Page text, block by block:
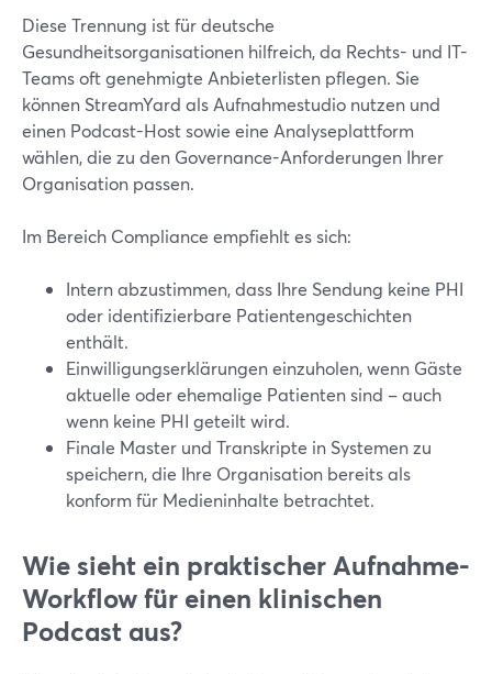
Diese Trennung ist für deutsche
Gesundheitsorganisationen hilfreich, da Rechts- und IT-
Teams oft genehmigte Anbieterlisten pflegen. Sie
können StreamYard als Aufnahmestudio nutzen und
einen Podcast-Host sowie eine Analyseplattform
wählen, die zu den Governance-Anforderungen Ihrer
Organisation passen.
Im Bereich Compliance empfiehlt es sich:
Intern abzustimmen, dass Ihre Sendung keine PHI
oder identifizierbare Patientengeschichten
enthält.
Einwilligungserklärungen einzuholen, wenn Gäste
aktuelle oder ehemalige Patienten sind – auch
wenn keine PHI geteilt wird.
Finale Master und Transkripte in Systemen zu
speichern, die Ihre Organisation bereits als
konform für Medieninhalte betrachtet.
Wie sieht ein praktischer Aufnahme-
Workflow für einen klinischen
Podcast aus?